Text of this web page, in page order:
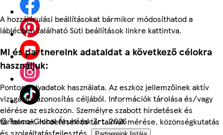
A hozzájárulási beállításokat bármikor módosíthatod a
láblécben található Süti beállítások linkre kattintva.
Mi és partnereink adataidat a következő célokra
használjuk:
Pontos helyadatok használata. Az eszköz jellemzőinek aktív
vizsgálata azonosítás céljából. Információk tárolása és/vagy
elérése az eszközön. Személyre szabott hirdetések és
tartalmak, hirdetések és tartalmak mérése, közönségkutatás
©Tesco-Global Áruházak Zrt. 2026